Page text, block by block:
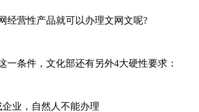
经营性产品就可以办理文网文呢?
一条件，文化部还有另外4大硬性要求：
企业，自然人不能办理